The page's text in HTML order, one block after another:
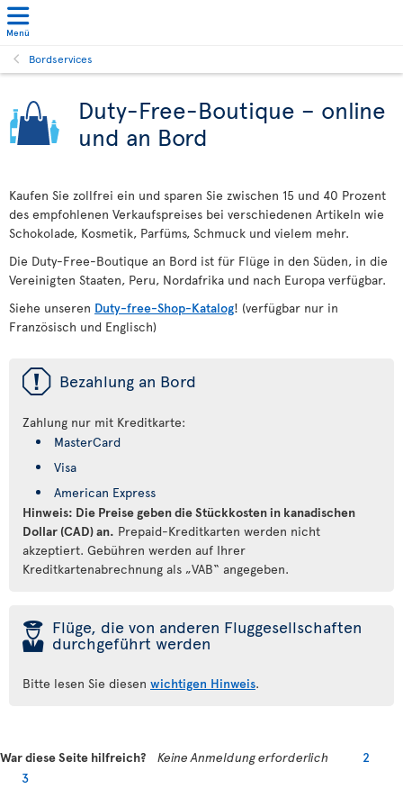
Menü
Bordservices
Duty-Free-Boutique – online
und an Bord
Kaufen Sie zollfrei ein und sparen Sie zwischen 15 und 40 Prozent
des empfohlenen Verkaufspreises bei verschiedenen Artikeln wie
Schokolade, Kosmetik, Parfüms, Schmuck und vielem mehr.
Die Duty-Free-Boutique an Bord ist für Flüge in den Süden, in die
Vereinigten Staaten, Peru, Nordafrika und nach Europa verfügbar.
Siehe unseren Duty-free-Shop-Katalog! (verfügbar nur in
Französisch und Englisch)
ü Bezahlung an Bord
Zahlung nur mit Kreditkarte:
MasterCard
Visa
American Express
Hinweis: Die Preise geben die Stückkosten in kanadischen
Dollar (CAD) an. Prepaid-Kreditkarten werden nicht
akzeptiert. Gebühren werden auf Ihrer
Kreditkartenabrechnung als „VAB“ angegeben.
þ Flüge, die von anderen Fluggesellschaften
durchgeführt werden
Bitte lesen Sie diesen wichtigen Hinweis.
War diese Seite hilfreich? Keine Anmeldung erforderlich
2
3